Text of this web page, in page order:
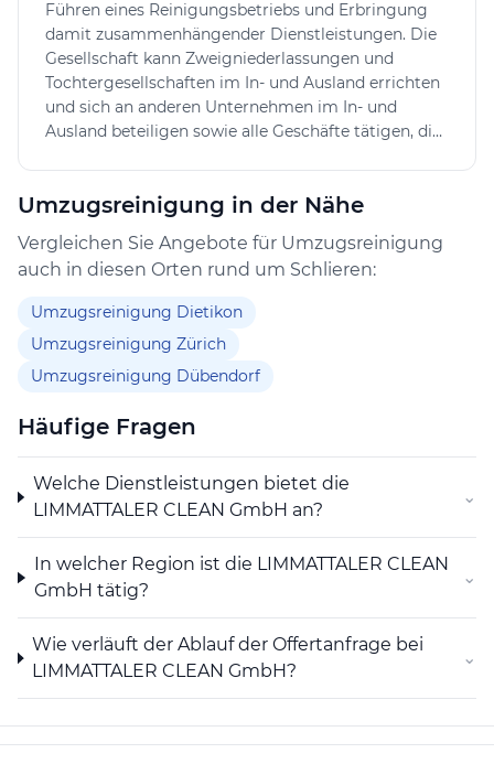
Anfragen.
Angebotsprozess und Kontakt
Interessierte Personen und Unternehmen können
unkompliziert Kontakt aufnehmen, um eine
individuelle Offerte anzufordern. Die Abwicklung
erfolgt transparent und zügig, was die
Zusammenarbeit erleichtert. Kundinnen und Kunden
Angebot für Reinigungsdienstleistungen in der Region
Zürich.
Führen eines Reinigungsbetriebs und Erbringung
damit zusammenhängender Dienstleistungen. Die
Gesellschaft kann Zweigniederlassungen und
Tochtergesellschaften im In- und Ausland errichten
und sich an anderen Unternehmen im In- und
Ausland beteiligen sowie alle Geschäfte tätigen, die
In- und Ausland Grundeigentum erwerben, belasten,
Finanzierungen für eigene oder fremde Rechnung
vornehmen sowie Garantien und Bürgschaften für
Tochtergesellschaften und Dritte eingehen.
Umzugsreinigung in der Nähe
Vergleichen Sie Angebote für Umzugsreinigung
auch in diesen Orten rund um Schlieren:
Umzugsreinigung Dietikon
Umzugsreinigung Zürich
Umzugsreinigung Dübendorf
Häufige Fragen
Welche Dienstleistungen bietet die
LIMMATTALER CLEAN GmbH an?
⌄
In welcher Region ist die LIMMATTALER CLEAN
GmbH tätig?
⌄
Wie verläuft der Ablauf der Offertanfrage bei
LIMMATTALER CLEAN GmbH?
⌄